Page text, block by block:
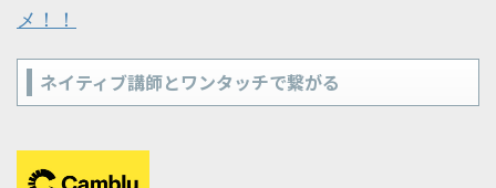
メ！！
ネイティブ講師とワンタッチで繋がる